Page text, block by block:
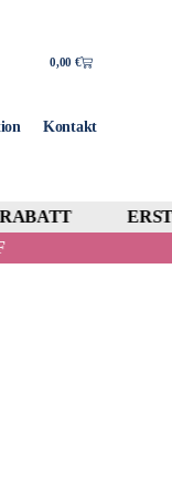
0,00 €
Kontakt